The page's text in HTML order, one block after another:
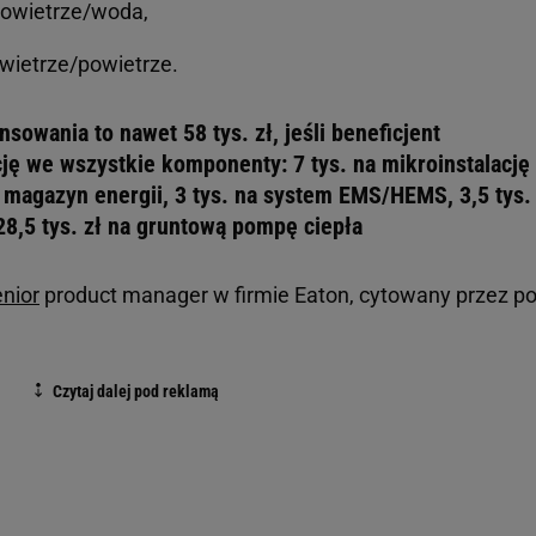
woda,
powietrze.
to nawet 58 tys. zł, jeśli beneficjent
we wszystkie komponenty: 7 tys. na mikroinstalację
energii, 3 tys. na system EMS/HEMS, 3,5 tys.
tys. zł na gruntową pompę ciepła
product manager w firmie Eaton, cytowany przez